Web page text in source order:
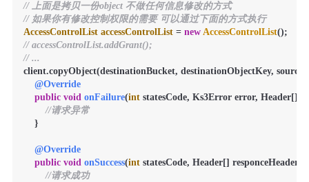
// 上面是拷贝一份object 不做任何信息修改的方式
// 如果你有修改控制权限的需要 可以通过下面的方式执行
AccessControlList accessControlList = new AccessControlList
// accessControlList.addGrant();
// ...
client.copyObject(destinationBucket, destinationObjectKey,
@Override
public void onFailure(int statesCode, Ks3Error error, Header[]
//请求异常
    }
@Override
public void onSuccess(int statesCode, Header[]
//请求成功